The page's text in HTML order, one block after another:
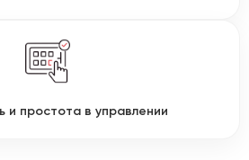
и простота в управлении